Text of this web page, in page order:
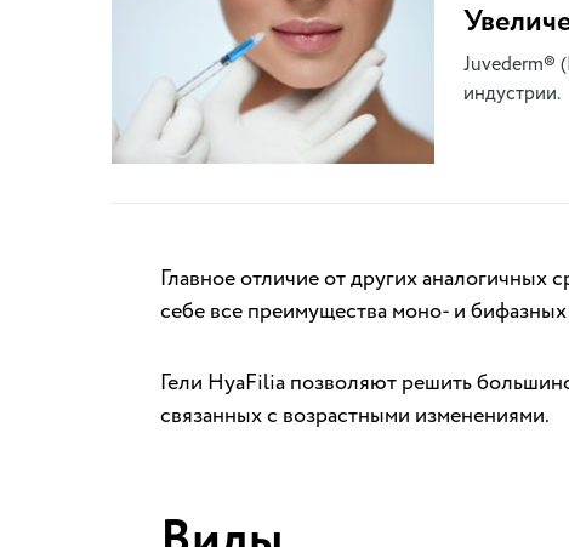
Juvederm®
индустрии.
Главное отличие от других аналогичных
себе все преимущества моно- и
Гели HyaFilia позволяют решить
связанных с возрастными изменениями.